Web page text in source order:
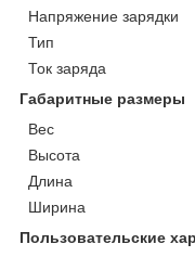
Напряжение зарядки
Тип
Ток заряда
Габаритные размеры
Вес
Высота
Длина
Ширина
Пользовательские